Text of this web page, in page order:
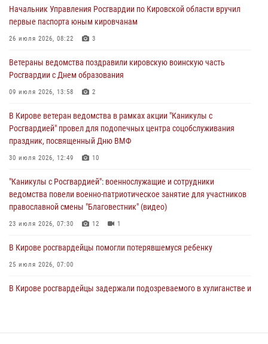
В Росгвардии вспоминают российских воинов, погибших в Первой
мировой войне 1914-1918 годов
В Кирове офицер Росгвардии стал победителем открытого
шахматного турнира
Директор Росгвардии Герой России генерал армии Виктор Золотов
поздравил специалистов подразделений тыла с профессиональным
праздником
Начальник Управления Росгвардии по Кировской области вручил
первые паспорта юным кировчанам
26 июля 2026, 08:22 3
Ветераны ведомства поздравили кировскую воинскую часть
Росгвардии с Днем образования
09 июля 2026, 13:58 2
В Кирове ветеран ведомства в рамках акции "Каникулы с
Росгвардией" провел для подопечных центра соцобслуживания
праздник, посвященный Дню ВМФ
30 июля 2026, 12:49 10
"Каникулы с Росгвардией": военнослужащие и сотрудники
ведомства повели военно-патриотическое занятие для участников
православной смены "Благовестник" (видео)
23 июля 2026, 07:30 12 1
В Кирове росгвардейцы помогли потерявшемуся ребенку
25 июля 2026, 07:00
В Кирове росгвардейцы задержали подозреваемого в хулиганстве и